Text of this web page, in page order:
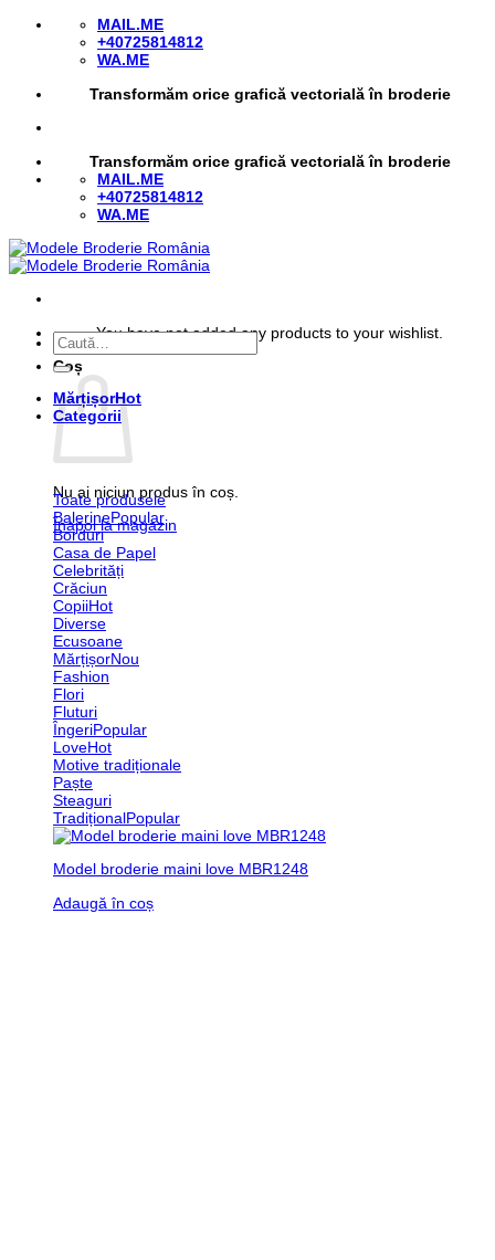
Skip
MAIL.ME
+40725814812
WA.ME
Transformăm orice grafică vectorială în broderie
Transformăm orice grafică vectorială în broderie
MAIL.ME
+40725814812
WA.ME
You have not added any products to your wishlist.
Coș
Nu ai niciun produs în coș.
Înapoi la magazin
Caută
după:
Mărțișor
Categorii
Toate produsele
Balerine
Borduri
Casa de Papel
Celebrități
Crăciun
Copii
Diverse
Ecusoane
Mărțișor
Fashion
Flori
Fluturi
Îngeri
Love
Motive tradiționale
Paște
Steaguri
Tradițional
Model broderie maini love MBR1248
Adaugă în coș